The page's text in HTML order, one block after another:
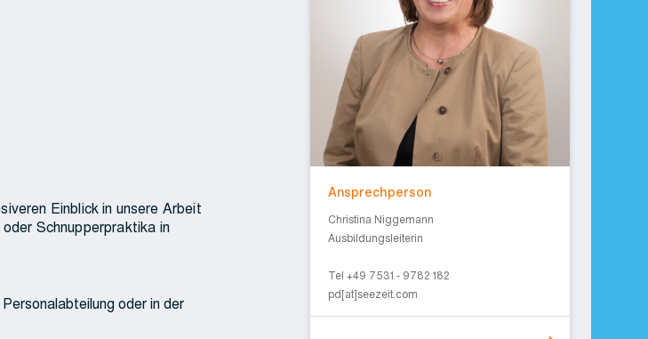
Einblick in unsere Arbeit
Schnupperpraktika in
oder in der
Ansprechperson
Christina Niggemann
Ausbildungsleiterin
Tel +49 7531 - 9782 182
pd[at]seezeit.com